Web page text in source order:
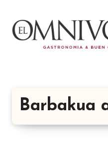
contenido
Barbakua